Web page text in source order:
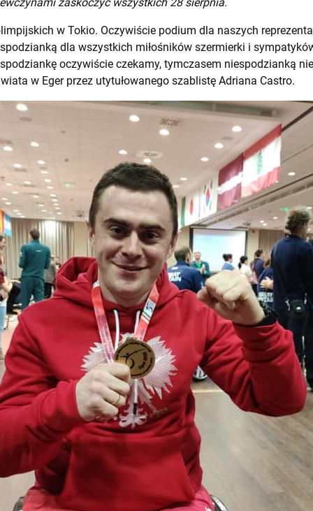
w Tokio. Oczywiście podium dla naszych
dla wszystkich miłośników szermierki i
oczywiście czekamy, tymczasem niespodzianką
w Eger przez utytułowanego szablistę Adriana Castro.